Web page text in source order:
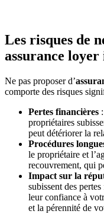
Les risques de
assurance loyer
Ne pas proposer d’
comporte des risques
Pertes financières
propriétaires
peut détériorer la
Procédures
le propriétaire et
recouvrement, qui
Impact sur la
subissent des
leur confiance à
et la pérennité de